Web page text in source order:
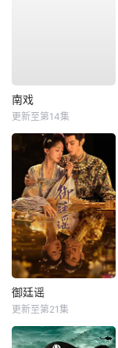
南戏
更新至第14集
御廷谣
更新至第21集